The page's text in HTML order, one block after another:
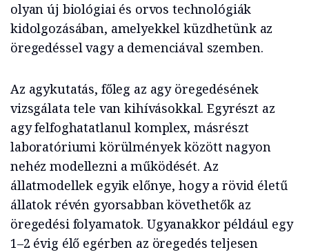
olyan új biológiai és orvos technológiák
kidolgozásában, amelyekkel küzdhetünk az
öregedéssel vagy a demenciával szemben.
Az agykutatás, főleg az agy öregedésének
vizsgálata tele van kihívásokkal. Egyrészt az
agy felfoghatatlanul komplex, másrészt
laboratóriumi körülmények között nagyon
nehéz modellezni a működését. Az
állatmodellek egyik előnye, hogy a rövid életű
állatok révén gyorsabban követhetők az
öregedési folyamatok. Ugyanakkor például egy
1–2 évig élő egérben az öregedés teljesen